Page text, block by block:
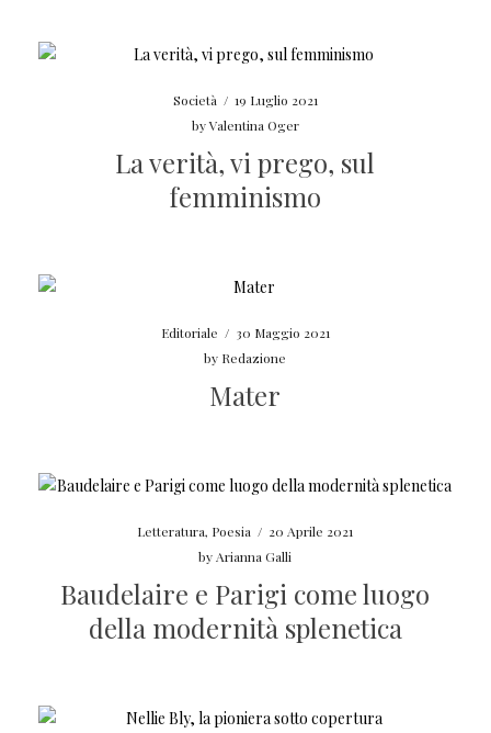
Società / 19 Luglio 2021
byValentina Oger
La verità, vi prego, sul
femminismo
Editoriale / 30 Maggio 2021
by Redazione
Mater
Letteratura, Poesia / 20 Aprile 2021
by Arianna Galli
Baudelaire e Parigi come luogo
della modernità splenetica